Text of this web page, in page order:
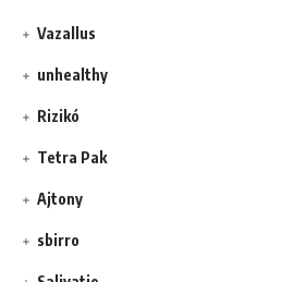
Vazallus
unhealthy
Rizikó
Tetra Pak
Ajtony
sbirro